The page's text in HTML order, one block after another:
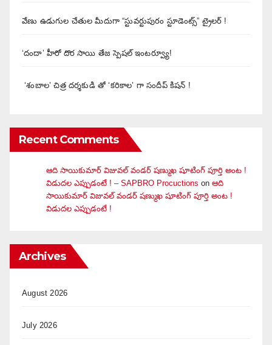
వేణు ఉడుగుల చేతుల మీదుగా “స్టువర్టుపురం స్టూడెంట్స్” ట్రైలర్ !
‘దందా’ హీరో దొర సాయి తేజ స్పెషల్ ఇంటర్వ్యూ!
‘శంబాల’ చిత్ర దర్శకుడి తో ‘కరికాల’ గా సందీప్ కిషన్ !
Recent Comments
ఆది సాయికుమార్ విజువ‌ల్ వండ‌ర్ ష‌ణ్ముఖ షూటింగ్ పూర్తి అంట !
విడుదల ఎప్పుడంటే ! – SAPBRO Procuctions on ఆది
సాయికుమార్ విజువ‌ల్ వండ‌ర్ ష‌ణ్ముఖ షూటింగ్ పూర్తి అంట !
విడుదల ఎప్పుడంటే !
Archives
August 2026
July 2026